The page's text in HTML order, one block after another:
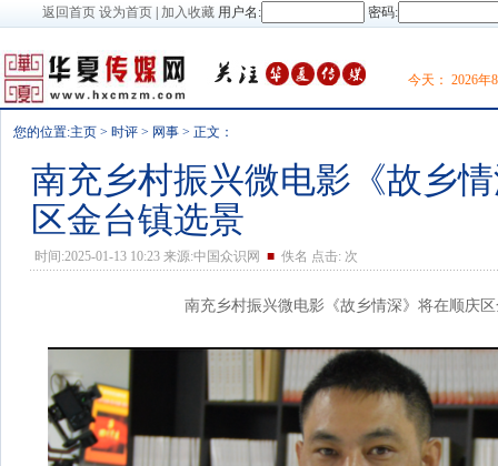
返回首页 设为首页| 加入收藏用户名: 密码:
今天： 2026年
您的位置:主页 > 时评 > 网事 > 正文：
南充乡村振兴微电影《故乡
区金台镇选景
时间:2025-01-13 10:23 来源:中国众识网 ■佚名 点击: 次
南充乡村振兴微电影《故乡情深》将在顺庆